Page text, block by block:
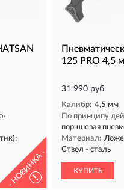
- НОВИНКА -
!
125 PRO 4,5
31 990 руб.
Калибр: 4,5 мм
По принципу
поршневая
Материал: Ложе
Ствол - сталь
КУПИТЬ